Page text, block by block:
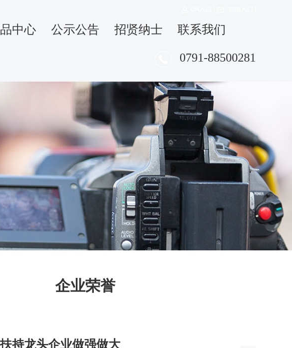
中心 公示公告 招贤纳士 联系我们
0791-88500281
企业荣誉
持龙头企业做强做大